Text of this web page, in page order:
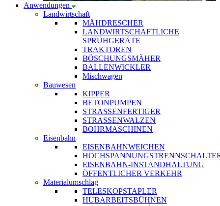
Anwendungen
Landwirtschaft
MÄHDRESCHER
LANDWIRTSCHAFTLICHE
SPRÜHGERÄTE
TRAKTOREN
BÖSCHUNGSMÄHER
BALLENWICKLER
Mischwagen
Bauwesen
KIPPER
BETONPUMPEN
STRASSENFERTIGER
STRASSENWALZEN
BOHRMASCHINEN
Eisenbahn
EISENBAHNWEICHEN
EISENBAHN-INSTANDHALTUNG
ÖFFENTLICHER VERKEHR
Materialumschlag
TELESKOPSTAPLER
HUBARBEITSBÜHNEN